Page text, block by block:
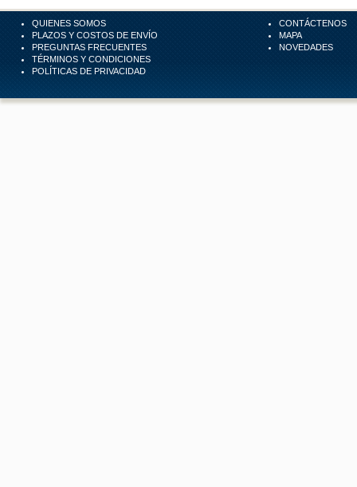
QUIENES SOMOS
PLAZOS Y COSTOS DE ENVÍO
PREGUNTAS FRECUENTES
TÉRMINOS Y CONDICIONES
POLÍTICAS DE PRIVACIDAD
CONTÁCTENOS
MAPA
NOVEDADES